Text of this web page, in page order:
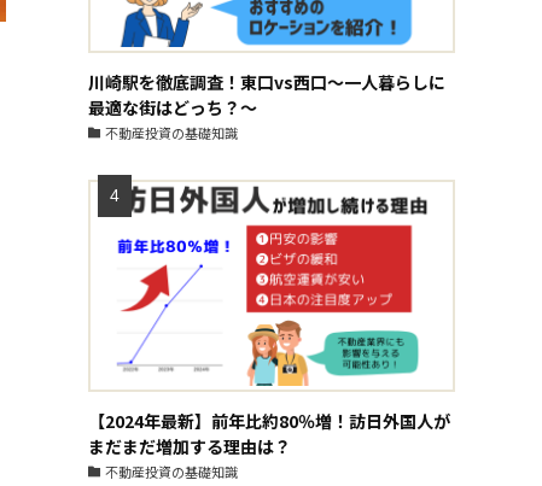
川崎駅を徹底調査！東口vs西口～一人暮らしに
最適な街はどっち？～
不動産投資の基礎知識
【2024年最新】前年比約80％増！訪日外国人が
まだまだ増加する理由は？
不動産投資の基礎知識